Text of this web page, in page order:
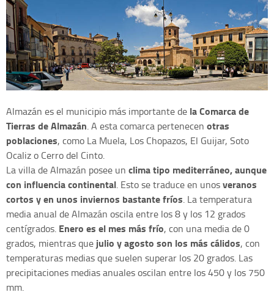
Almazán es el municipio más importante de la Comarca de
Tierras de Almazán. A esta comarca pertenecen otras
poblaciones, como La Muela, Los Chopazos, El Guijar, Soto
Ocaliz o Cerro del Cinto.
La villa de Almazán posee un clima tipo mediterráneo, aunque
con influencia continental. Esto se traduce en unosveranos
cortos y en unos inviernos bastante fríos. La temperatura
media anual de Almazán oscila entre los 8 y los 12 grados
centígrados. Enero es el mes más frío, con una media de 0
grados, mientras que julio y agosto son los más cálidos, con
temperaturas medias que suelen superar los 20 grados. Las
precipitaciones medias anuales oscilan entre los 450 y los 750
mm.